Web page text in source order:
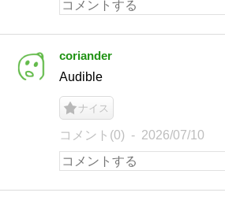
coriander
Audible
ナイス
コメント(0) 2026/07/10